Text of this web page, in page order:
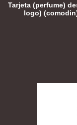
Tarjeta (perfume)
logo)